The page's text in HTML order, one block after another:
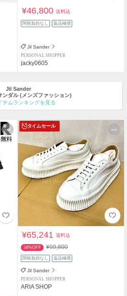
¥46,800送料込
関税負担なし 返品補償
Jil Sander
PERSONAL SHOPPER
jacky0605
Jil Sander
ンダル (メンズファッション)
テムランキングを見る
タイムセール
¥65,241送料込
34%OFF ¥99,800
関税負担なし 返品補償
Jil Sander
PERSONAL SHOPPER
ARIA SHOP